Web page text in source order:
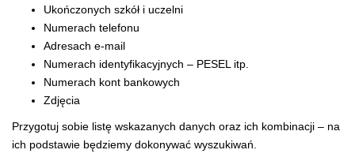
Ukończonych szkół i uczelni
Numerach telefonu
Adresach e-mail
Numerach identyfikacyjnych – PESEL itp.
Numerach kont bankowych
Zdjęcia
Przygotuj sobie listę wskazanych danych oraz ich kombinacji – na
ich podstawie będziemy dokonywać wyszukiwań.